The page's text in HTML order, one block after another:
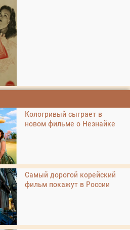
Кологривый сыграет в
новом фильме о Незнайке
Самый дорогой корейский
фильм покажут в России